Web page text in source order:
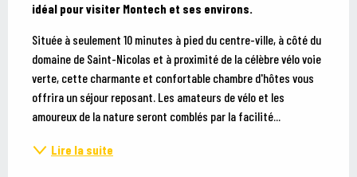
idéal pour visiter Montech et ses environs.
Située à seulement 10 minutes à pied du centre-ville, à côté du
domaine de Saint-Nicolas et à proximité de la célèbre vélo voie
verte, cette charmante et confortable chambre d'hôtes vous
offrira un séjour reposant. Les amateurs de vélo et les
amoureux de la nature seront comblés par la facilité...
Lire la suite